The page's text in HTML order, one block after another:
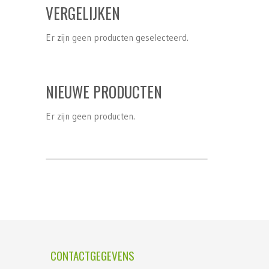
VERGELIJKEN
Er zijn geen producten geselecteerd.
NIEUWE PRODUCTEN
Er zijn geen producten.
CONTACTGEGEVENS